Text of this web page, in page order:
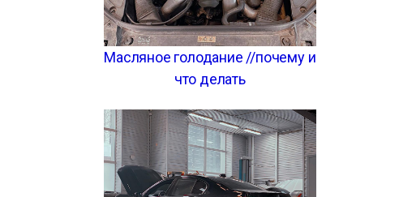
Масляное голодание //почему и
что делать